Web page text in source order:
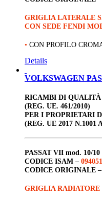
GRIGLIA LATERALE
CON SEDE FENDI
• CON PROFILO
Details
VOLKSWAGEN
RICAMBI DI QUALITÀ
(REG. UE. 461/2010)
PER I PROPRIETARI
(REG. UE 2017 N.1001
PASSAT VII mod. 10/10
CODICE ISAM –
CODICE ORIGINALE –
GRIGLIA